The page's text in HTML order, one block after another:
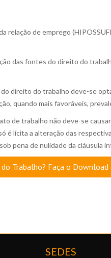
relação de emprego
das fontes do direito do
direito do trabalho deve-se
quando mais favoráveis,
de trabalho não deve-se
é lícita a alteração das
pena de nulidade da cláusula
Trabalho? Faça o Download
SEDES